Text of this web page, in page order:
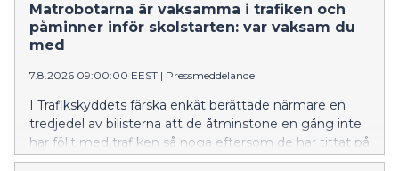
Matrobotarna är vaksamma i trafiken och
påminner inför skolstarten: var vaksam du
med
7.8.2026 09:00:00 EEST | Pressmeddelande
I Trafikskyddets färska enkät berättade närmare en
tredjedel av bilisterna att de åtminstone en gång inte
har följt med trafiken så noga eftersom de har tittat på
telefonen. Nu är det dags att göra det till en vana att